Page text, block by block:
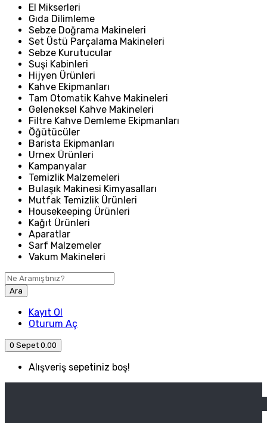
El Mikserleri
Gıda Dilimleme
Sebze Doğrama Makineleri
Set Üstü Parçalama Makineleri
Sebze Kurutucular
Suşi Kabinleri
Hijyen Ürünleri
Kahve Ekipmanları
Tam Otomatik Kahve Makineleri
Geleneksel Kahve Makineleri
Filtre Kahve Demleme Ekipmanları
Öğütücüler
Barista Ekipmanları
Urnex Ürünleri
Kampanyalar
Temizlik Malzemeleri
Bulaşık Makinesi Kimyasalları
Mutfak Temizlik Ürünleri
Housekeeping Ürünleri
Kağıt Ürünleri
Aparatlar
Sarf Malzemeler
Vakum Makineleri
Ara
Kayıt Ol
Oturum Aç
0 Sepet 0.00
Alışveriş sepetiniz boş!